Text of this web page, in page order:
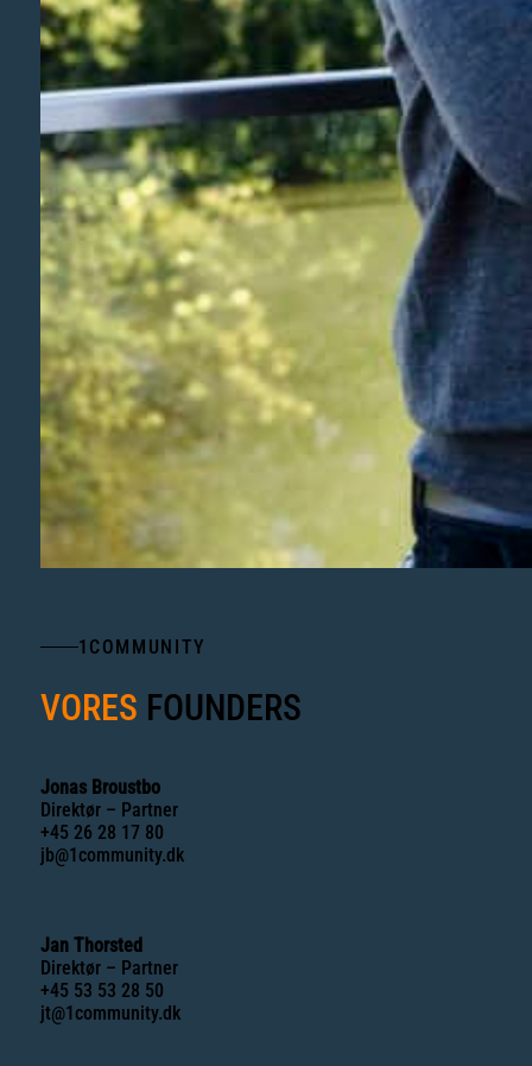
1COMMUNITY
VORES FOUNDERS
Jonas Broustbo
Direktør – Partner
+45 26 28 17 80
jb@1community.dk
Jan Thorsted
Direktør – Partner
+45 53 53 28 50
jt@1community.dk